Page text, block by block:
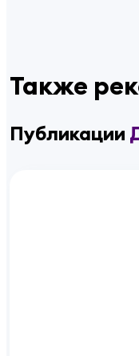
Также
Публикации